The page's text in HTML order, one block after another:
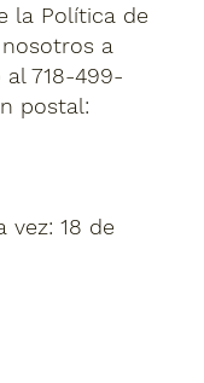
la Política de
a
718-499-
postal:
vez: 18 de